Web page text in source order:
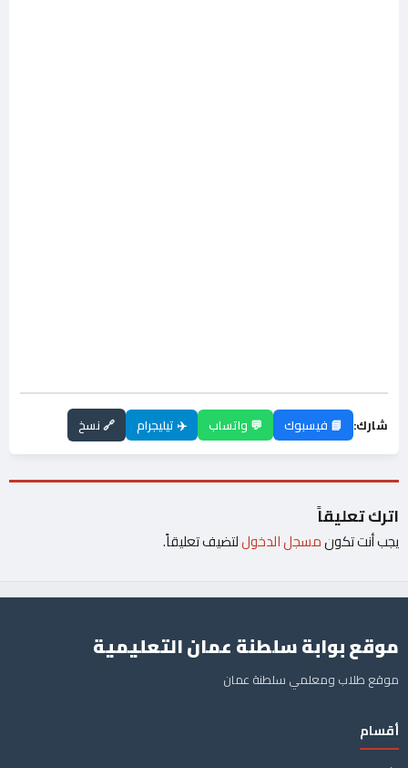
شارك: 📘 فيسبوك 💬 واتساب ✈️ تيليجرام 🔗 نسخ
اترك تعليقاً
يجب أنت تكونمسجل الدخوللتضيف تعليقاً.
موقع بوابة سلطنة عمان التعليمية
موقع طلاب ومعلمي سلطنة عمان
أقسام